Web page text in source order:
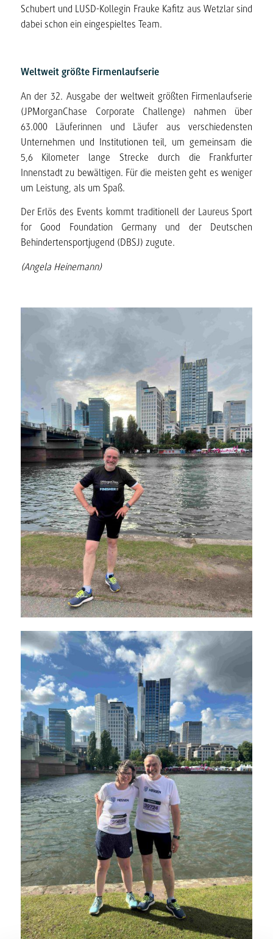
Schubert und LUSD-Kollegin Frauke Kafitz aus Wetzlar sind
dabei schon ein eingespieltes Team.
Weltweit größte Firmenlaufserie
An der 32. Ausgabe der weltweit größten Firmenlaufserie
(JPMorganChase Corporate Challenge) nahmen über
63.000 Läuferinnen und Läufer aus verschiedensten
Unternehmen und Institutionen teil, um gemeinsam die
5,6 Kilometer lange Strecke durch die Frankfurter
Innenstadt zu bewältigen. Für die meisten geht es weniger
um Leistung, als um Spaß.
Der Erlös des Events kommt traditionell der Laureus Sport
for Good Foundation Germany und der Deutschen
Behindertensportjugend (DBSJ) zugute.
(Angela Heinemann)